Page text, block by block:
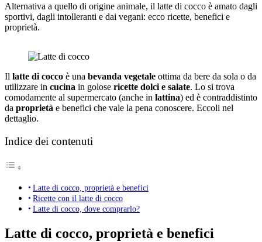
Alternativa a quello di origine animale, il latte di cocco è amato dagli
sportivi, dagli intolleranti e dai vegani: ecco ricette, benefici e
proprietà.
Il latte di cocco è una bevanda vegetale ottima da bere da sola o da
utilizzare in cucina in golose ricette dolci e salate. Lo si trova
comodamente al supermercato (anche in lattina) ed è contraddistinto
da proprietà e benefici che vale la pena conoscere. Eccoli nel
dettaglio.
Indice dei contenuti
Latte di cocco, proprietà e benefici
Ricette con il latte di cocco
Latte di cocco, dove comprarlo?
Latte di cocco, proprietà e benefici